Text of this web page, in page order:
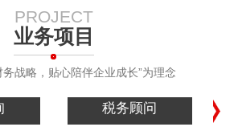
PROJECT
业务项目
务战略，贴心陪伴企业成长”为理念
税务顾问